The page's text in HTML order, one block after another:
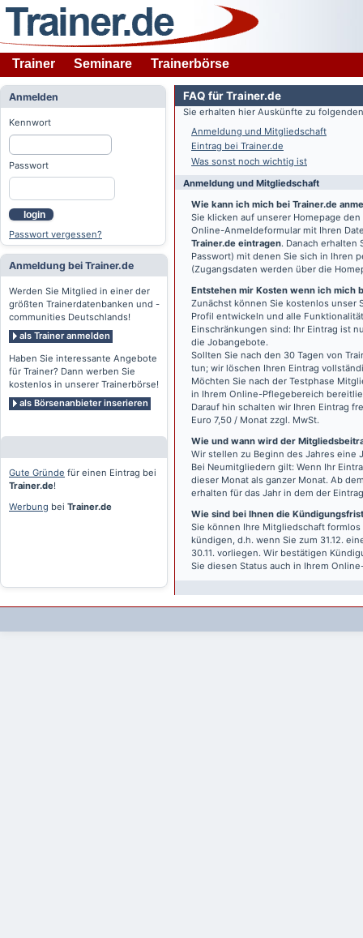
Trainer Seminare Trainerbörse
Anmelden
Kennwort
Passwort
login
Passwort vergessen?
Anmeldung bei Trainer.de
Werden Sie Mitglied in einer der
größten Trainerdatenbanken und -
communities Deutschlands!
als Trainer anmelden
Haben Sie interessante Angebote
für Trainer? Dann werben Sie
kostenlos in unserer Trainerbörse!
als Börsenanbieter inserieren
Gute Gründe für einen Eintrag bei
Trainer.de!
Werbung bei Trainer.de
FAQ für Trainer.de
Sie erhalten hier Auskünfte zu
Anmeldung und Mitgliedschaft
Eintrag bei Trainer.de
Was sonst noch wichtig ist
Anmeldung und Mitgliedschaft
Wie kann ich mich bei Trainer.de
Sie klicken auf unserer Homepage
Online-Anmeldeformular mit Ihren
Trainer.de eintragen. Danach erhalten
Passwort) mit denen Sie sich in Ihren
(Zugangsdaten werden über die
Entstehen mir Kosten wenn ich mich
Zunächst können Sie kostenlos unser
Profil entwickeln und alle
Einschränkungen sind: Ihr Eintrag ist
die Jobangebote.
Sollten Sie nach den 30 Tagen von
tun; wir löschen Ihren Eintrag
Möchten Sie nach der Testphase
in Ihrem Online-Pflegebereich
Darauf hin schalten wir Ihren Eintrag
Euro 7,50 / Monat zzgl. MwSt.
Wie und wann wird der
Wir stellen zu Beginn des Jahres eine
Bei Neumitgliedern gilt: Wenn Ihr
dieser Monat als ganzer Monat. Ab
erhalten für das Jahr in dem der
Wie sind bei Ihnen die
Sie können Ihre Mitgliedschaft
kündigen, d.h. wenn Sie zum 31.12.
30.11. vorliegen. Wir bestätigen
Sie diesen Status auch in Ihrem